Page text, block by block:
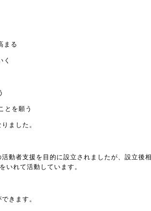
まる
く
とを願う
ました。
動者支援を目的に設立されましたが、設立後
いれて活動しています。
きます。